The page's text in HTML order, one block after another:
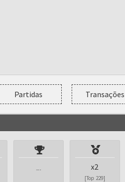
Partidas Transações
--- x2
[Top 229]